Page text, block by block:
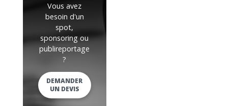
Vous avez
besoin d'un
spot,
sponsoring ou
publireportage
?
DEMANDER
UN DEVIS